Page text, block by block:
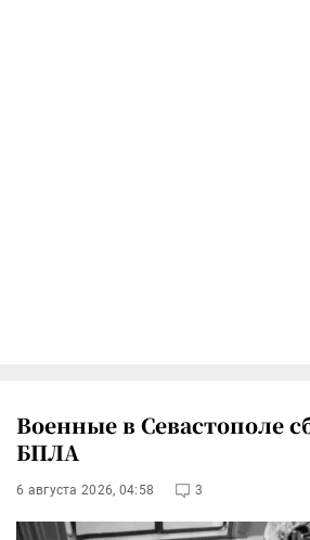
Военные в Севастополе
БПЛА
6 августа 2026, 04:58 3